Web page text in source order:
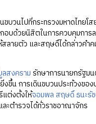
ขบวนไปที่กระทรวงมหาดไทย
อบด้วยนิสิตในการควบคุมการ
ลายตัว และสฤษดิ์ได้กล่าวคำ
สงครามรักษาการนายกรัฐม
งขึ้น การเดินขบวนประท้วงข
ต่งตั้งให้จอมพล สฤษดิ์ ธนะรั
ะตำรวจได้ทั่วราชอาณาจักร